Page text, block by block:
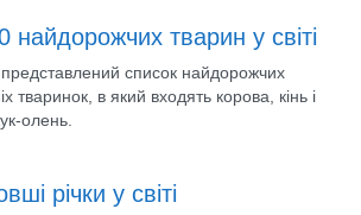
найдорожчих тварин у світі
представлений список найдорожчих
тваринок, в який входять корова, кінь і
олень.
річки у світі